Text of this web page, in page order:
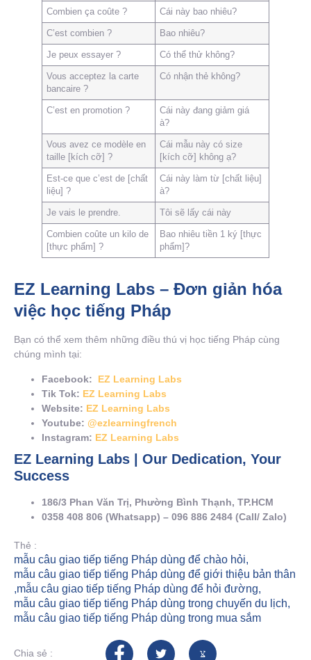
Combien ça coûte ? Cái này bao nhiêu?
C’est combien ? Bao nhiêu?
Je peux essayer ? Có thể thử không?
Vous acceptez la carte
bancaire ?
Có nhận thẻ không?
C’est en promotion ?
Cái này đang giảm giá
à?
Vous avez ce modèle en
taille [kích cỡ] ?
Cái mẫu này có size
[kích cỡ] không ạ?
Est-ce que c’est de [chất
liệu] ?
Cái này làm từ [chất liệu]
à?
Je vais le prendre. Tôi sẽ lấy cái này
Combien coûte un kilo de
[thực phẩm] ?
Bao nhiêu tiền 1 ký [thực
phẩm]?
EZ Learning Labs – Đơn giản hóa
việc học tiếng Pháp
Bạn có thể xem thêm những điều thú vị học tiếng Pháp cùng
chúng mình tại:
Facebook:
EZ Learning Labs
Tik Tok: EZ Learning Labs
Website: EZ Learning Labs
Youtube: @ezlearningfrench
Instagram: EZ Learning Labs
EZ Learning Labs | Our Dedication, Your
Success
186/3 Phan Văn Trị, Phường Bình Thạnh, TP.HCM
0358 408 806 (Whatsapp) – 096 886 2484 (Call/ Zalo)
Thẻ :
mẫu câu giao tiếp tiếng Pháp dùng để chào hỏi,
mẫu câu giao tiếp tiếng Pháp dùng để giới thiệu bản thân
,mẫu câu giao tiếp tiếng Pháp dùng để hỏi đường,
mẫu câu giao tiếp tiếng Pháp dùng trong chuyến du lịch,
mẫu câu giao tiếp tiếng Pháp dùng trong mua sắm
Chia sẻ :